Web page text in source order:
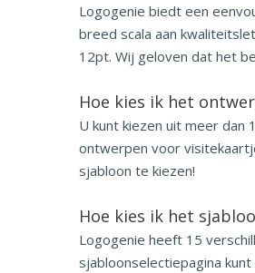
Logogenie biedt een
breed scala aan
12pt. Wij geloven dat het
Hoe kies ik het
U kunt kiezen uit meer
ontwerpen voor
sjabloon te kiezen!
Hoe kies ik het
Logogenie heeft 15
sjabloonselectiepagina